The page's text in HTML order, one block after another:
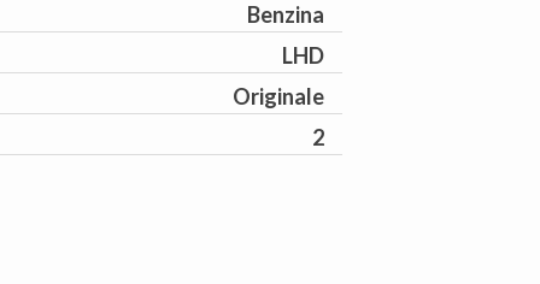
Benzina
LHD
Originale
2